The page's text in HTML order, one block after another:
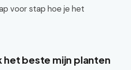
voor stap hoe je het
het beste mijn planten